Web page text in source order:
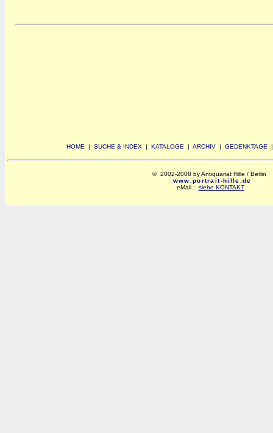
HOME | SUCHE & INDEX | KATALOGE | ARCHIV | GEDENKTAGE
© 2002-2008 by Antiquariat Hille / Berlin
www.portrait-hille.de
eMail : siehe KONTAKT